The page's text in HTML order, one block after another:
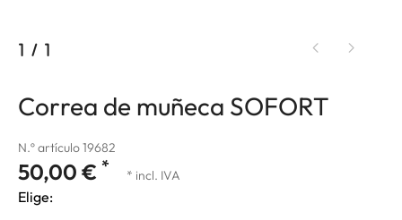
1 / 1
Correa de muñeca SOFORT
N.º artículo 19682
50,00 € * * incl. IVA
Elige: